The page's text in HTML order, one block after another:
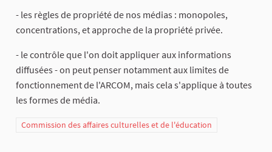
- les règles de propriété de nos médias : monopoles,
concentrations, et approche de la propriété privée.
- le contrôle que l'on doit appliquer aux informations
diffusées - on peut penser notamment aux limites de
fonctionnement de l'ARCOM, mais cela s'applique à toutes
les formes de média.
Commission des affaires culturelles et de l'éducation